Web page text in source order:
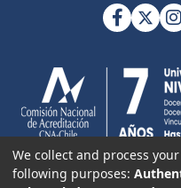
We collect and process
following purposes: